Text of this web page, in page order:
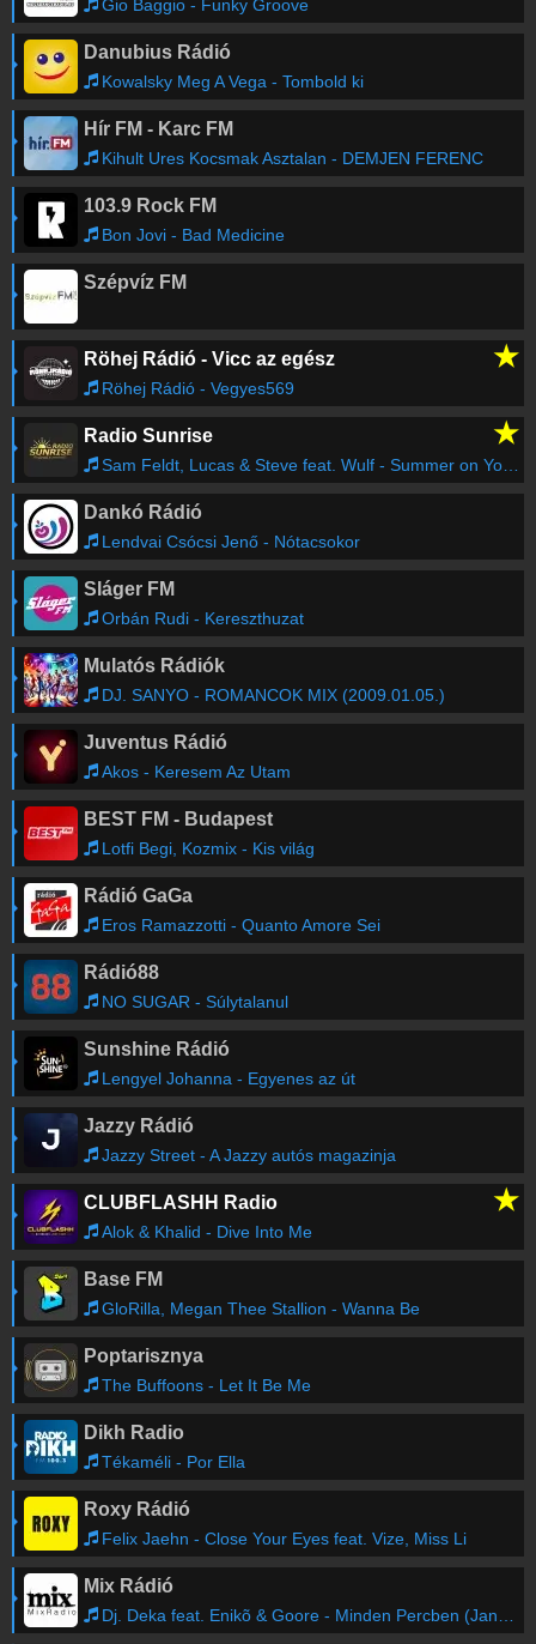
Gio Baggio - Funky Groove
Danubius Rádió
Kowalsky Meg A Vega - Tombold ki
Hír FM - Karc FM
Kihult Ures Kocsmak Asztalan - DEMJEN FERENC
103.9 Rock FM
Bon Jovi - Bad Medicine
Szépvíz FM
Röhej Rádió - Vicc az egész ★
Röhej Rádió - Vegyes569
Radio Sunrise ★
Sam Feldt, Lucas & Steve feat. Wulf - Summer on You (feat. Wulf)
Dankó Rádió
Lendvai Csócsi Jenő - Nótacsokor
Sláger FM
Orbán Rudi - Kereszthuzat
Mulatós Rádiók
DJ. SANYO - ROMANCOK MIX (2009.01.05.)
Juventus Rádió
Akos - Keresem Az Utam
BEST FM - Budapest
Lotfi Begi, Kozmix - Kis világ
Rádió GaGa
Eros Ramazzotti - Quanto Amore Sei
Rádió88
NO SUGAR - Súlytalanul
Sunshine Rádió
Lengyel Johanna - Egyenes az út
Jazzy Rádió
Jazzy Street - A Jazzy autós magazinja
CLUBFLASHH Radio ★
Alok & Khalid - Dive Into Me
Base FM
GloRilla, Megan Thee Stallion - Wanna Be
Poptarisznya
The Buffoons - Let It Be Me
Dikh Radio
Tékaméli - Por Ella
Roxy Rádió
Felix Jaehn - Close Your Eyes feat. Vize, Miss Li
Mix Rádió
Dj. Deka feat. Enikõ & Goore - Minden Percben (Jankes Papa Club Remix)